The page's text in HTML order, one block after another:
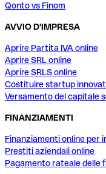
Qonto vs Finom
AVVIO D'IMPRESA
Aprire Partita IVA online
Aprire SRL online
Aprire SRLS online
Costituire startup
Versamento del capitale
FINANZIAMENTI
Finanziamenti online per
Prestiti aziendali online
Pagamento rateale delle